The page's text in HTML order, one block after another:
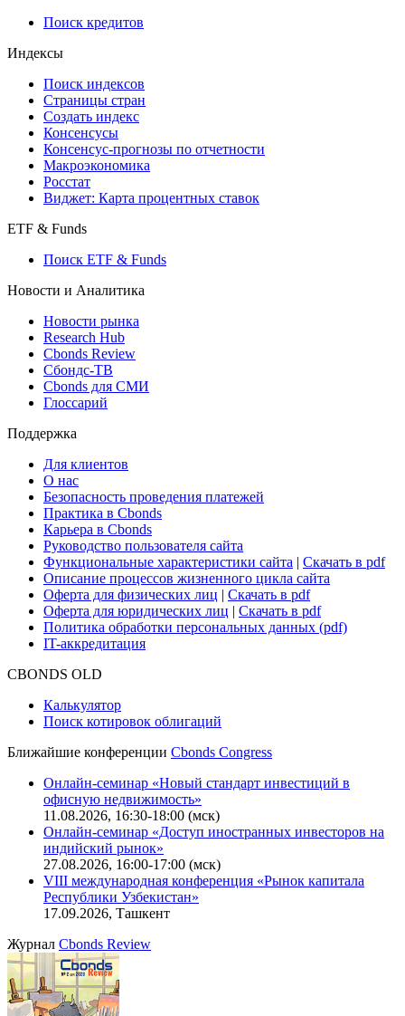
API каталог
Кредиты
Поиск кредитов
Индексы
Поиск индексов
Страницы стран
Создать индекс
Консенсусы
Макроэкономика
Виджет: Карта процентных ставок
ETF & Funds
Поиск ETF & Funds
Новости и Аналитика
Новости рынка
Research Hub
Сбондс-ТВ
Глоссарий
Поддержка
Для клиентов
О нас
Безопасность проведения платежей
Практика в Cbonds
Карьера в Cbonds
Руководство пользователя сайта
Функциональные характеристики сайта|Скачать в pdf
Описание процессов жизненного цикла сайта
Оферта для юридических лиц
IT-аккредитация
Поиск котировок облигаций
Ближайшие конференцииCbonds Congress
Онлайн-семинар «Новый стандарт инвестиций в
офисную недвижимость»
11.08.2026, 16:30-18:00 (мск)
Онлайн-семинар «Доступ иностранных инвесторов на
индийский рынок»
VIII международная конференция «Рынок капитала
Республики Узбекистан»
17.09.2026, Ташкент
ЖурналCbonds Review